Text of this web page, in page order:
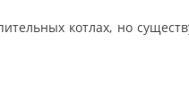
котлах, но